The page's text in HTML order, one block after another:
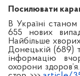
Посилювати
В Україні
655 нових
Найбільше
Донецькій (689)
інформацію
охорони